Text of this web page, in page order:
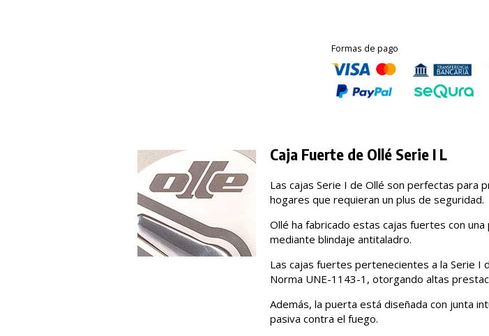
Formas de pago
Caja Fuerte de Ollé Serie I L
Las cajas Serie I de Ollé son perfectas para
hogares que requieran un plus de seguridad.
Ollé ha fabricado estas cajas fuertes con
mediante blindaje antitaladro.
Las cajas fuertes pertenecientes a la Serie I
Norma UNE-1143-1, otorgando altas
Además, la puerta está diseñada con junta
pasiva contra el fuego.